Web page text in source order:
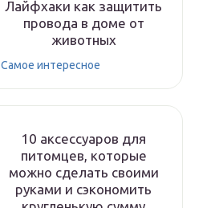
Лайфхаки как защитить
провода в доме от
животных
Самое интересное
10 аксессуаров для
питомцев, которые
можно сделать своими
руками и сэкономить